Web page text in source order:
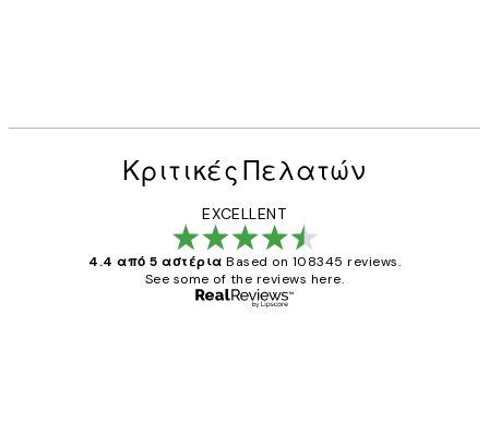
Κριτικές Πελατών
EXCELLENT
4.4 από 5 αστέρια Based on 108345 reviews.
See some of the reviews here.